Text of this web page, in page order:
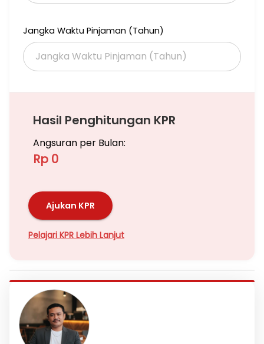
Jangka Waktu Pinjaman (Tahun)
Hasil Penghitungan KPR
Angsuran per Bulan:
Rp 0
Ajukan KPR
Pelajari KPR Lebih Lanjut